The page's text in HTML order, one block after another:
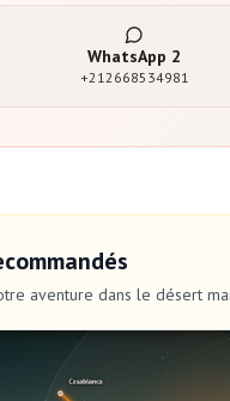
WhatsApp 2
+212668534981
aventure dans le désert